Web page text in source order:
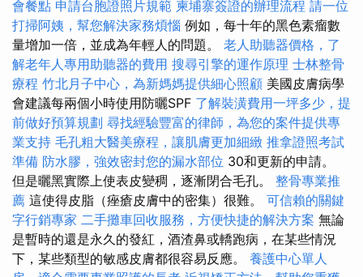
會餐點 申請台胞證照片規範 柬埔寨簽證的辦理流程 請一位
打掃阿姨，幫您解決家務煩惱 例如，每十年的黑色素瘤數
量增加一倍，並成為年輕人的問題。 老人助聽器價格，了
解老年人專用助聽器的費用 搜尋引擎的運作原理 士林整骨
療程 竹北月子中心，為新媽媽提供細心照顧 美國皮膚病學
會建議每兩個小時使用防曬SPF 了解裝潢費用一坪多少，提
前做好預算規劃 尋找經驗豐富的律師，為您的案件提供專
業支持 毛孔粗大醫美療程，讓肌膚更加細緻 推拿證照考試
準備 防水膠，強效密封您的漏水部位 30和更新的申請。
但是曬黑實際上使表皮變稠，逐漸閉合毛孔。 整骨專業推
薦 這使得皮脂（痤瘡皮膚中的密集）很難。 可信賴的關鍵
字行銷專家 二手攤車回收服務，方便快捷的解決方案 無論
是暫時的還是永久的發紅，酒渣鼻或轎跑病，在某些情況
下，某些類型的敏感皮膚都很容易反應。 養護中心單人